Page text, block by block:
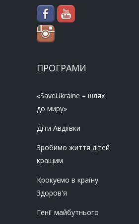
ПРОГРАМИ
«SaveUkraine – шлях
до миру»
Діти Авдіївки
Зробимо життя дітей
кращим
Крокуємо в країну
Здоров'я
Генії майбутнього